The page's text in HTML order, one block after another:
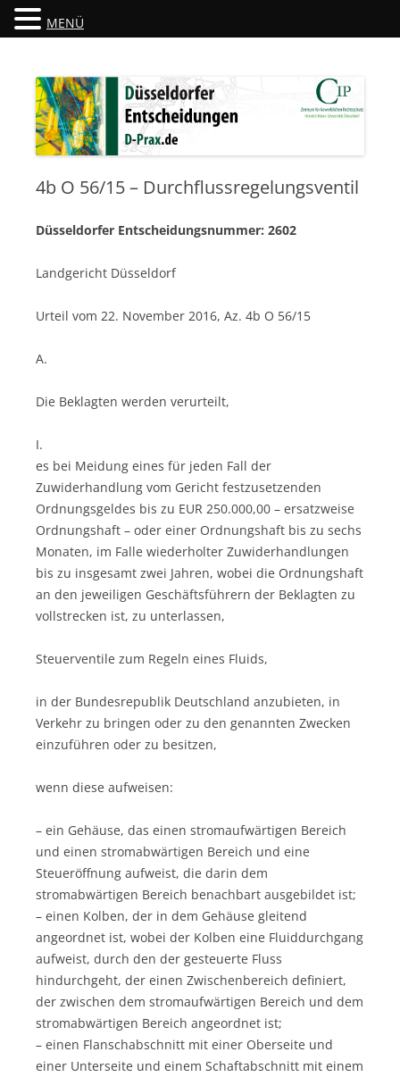
Düsseldorfer Entscheidungen
4b O 56/15 – Durchflussregelungsventil
Düsseldorfer Entscheidungsnummer: 2602
Landgericht Düsseldorf
Urteil vom 22. November 2016, Az. 4b O 56/15
A.
Die Beklagten werden verurteilt,
I.
es bei Meidung eines für jeden Fall der
Zuwiderhandlung vom Gericht festzusetzenden
Ordnungsgeldes bis zu EUR 250.000,00 – ersatzweise
Ordnungshaft – oder einer Ordnungshaft bis zu sechs
Monaten, im Falle wiederholter Zuwiderhandlungen
bis zu insgesamt zwei Jahren, wobei die Ordnungshaft
an den jeweiligen Geschäftsführern der Beklagten zu
vollstrecken ist, zu unterlassen,
Steuerventile zum Regeln eines Fluids,
in der Bundesrepublik Deutschland anzubieten, in
Verkehr zu bringen oder zu den genannten Zwecken
einzuführen oder zu besitzen,
wenn diese aufweisen:
– ein Gehäuse, das einen stromaufwärtigen Bereich
und einen stromabwärtigen Bereich und eine
Steueröffnung aufweist, die darin dem
stromabwärtigen Bereich benachbart ausgebildet ist;
– einen Kolben, der in dem Gehäuse gleitend
angeordnet ist, wobei der Kolben eine Fluiddurchgang
aufweist, durch den der gesteuerte Fluss
hindurchgeht, der einen Zwischenbereich definiert,
der zwischen dem stromaufwärtigen Bereich und dem
stromabwärtigen Bereich angeordnet ist;
– einen Flanschabschnitt mit einer Oberseite und
einer Unterseite und einem Schaftabschnitt mit einem
MENÜ